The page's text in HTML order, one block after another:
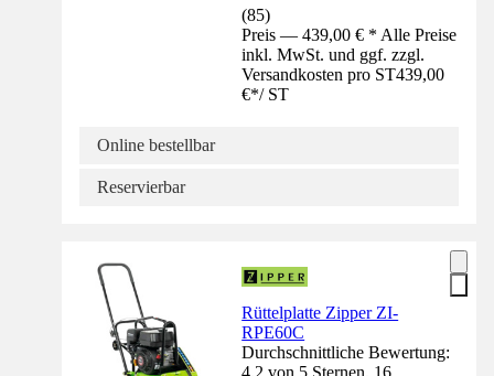
(85)
Preis — 439,00 € * Alle Preise
inkl. MwSt. und ggf. zzgl.
Versandkosten pro ST439,00
€*/ ST
Online bestellbar
Reservierbar
Rüttelplatte Zipper ZI-
RPE60C
Durchschnittliche Bewertung:
4.2 von 5 Sternen. 16